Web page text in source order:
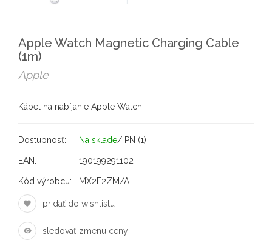
Apple Watch Magnetic Charging Cable
(1m)
Apple
Kábel na nabíjanie Apple Watch
Dostupnosť: Na sklade/ PN (1)
EAN: 190199291102
Kód výrobcu: MX2E2ZM/A
pridať do wishlistu
sledovať zmenu ceny